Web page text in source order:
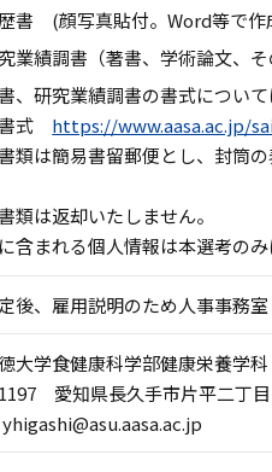
書 (顔写真貼付。Word等で作
業績調書（著書、学術論文、そ
、研究業績調書の書式につい
式 https://www.aasa.ac.jp/
類は簡易書留郵便とし、封筒
類は返却いたしません。
含まれる個人情報は本選考の
後、雇用説明のため人事事務室
大学食健康科学部健康栄養
愛知県長久手市片平二丁目